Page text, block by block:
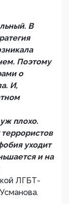
В
Поэтому
о
И,
плохо.
уходит
и на
ЛГБТ-